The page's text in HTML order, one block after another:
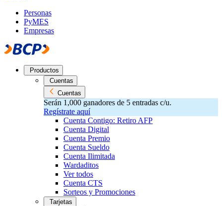
Personas
PyMES
Empresas
Productos
Cuentas
Cuentas
Serán 1,000 ganadores de 5 entradas c/u.
Regístrate aquí
Cuenta Contigo: Retiro AFP
Cuenta Digital
Cuenta Premio
Cuenta Sueldo
Cuenta Ilimitada
Wardaditos
Ver todos
Cuenta CTS
Sorteos y Promociones
Tarjetas